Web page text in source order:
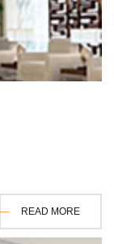
READ MORE